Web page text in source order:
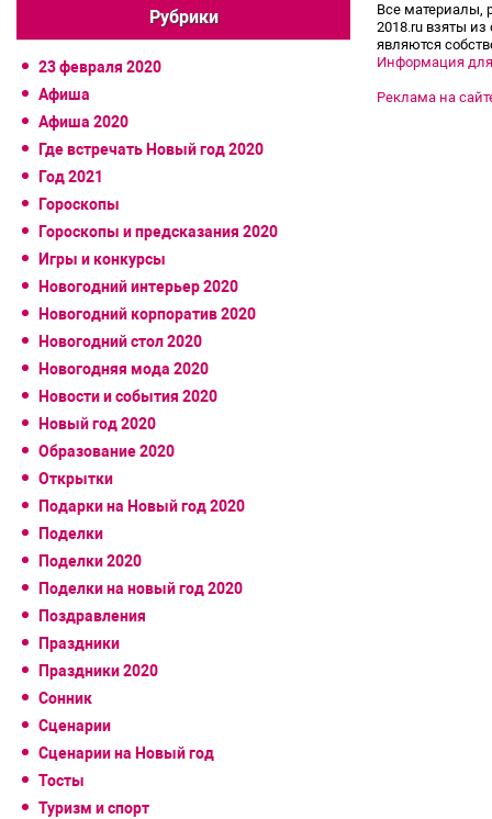
Рубрики
23 февраля 2020
Афиша
Афиша 2020
Где встречать Новый год 2020
Год 2021
Гороскопы
Гороскопы и предсказания 2020
Игры и конкурсы
Новогодний интерьер 2020
Новогодний корпоратив 2020
Новогодний стол 2020
Новогодняя мода 2020
Новости и события 2020
Новый год 2020
Образование 2020
Открытки
Подарки на Новый год 2020
Поделки
Поделки 2020
Поделки на новый год 2020
Поздравления
Праздники
Праздники 2020
Сонник
Сценарии
Сценарии на Новый год
Тосты
Туризм и спорт
Все материалы,
2018.ru взяты
являются
Информация
Реклама на